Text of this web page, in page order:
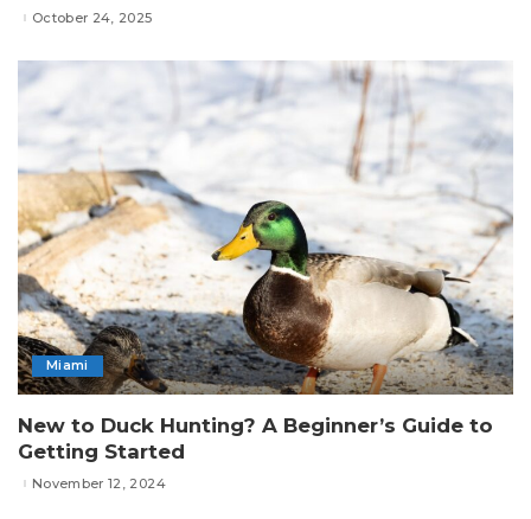
October 24, 2025
Miami
New to Duck Hunting? A Beginner’s Guide to
Getting Started
November 12, 2024